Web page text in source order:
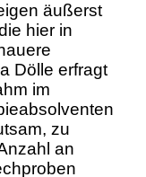
äußerst
hier in
Dölle erfragt
im
zu
an